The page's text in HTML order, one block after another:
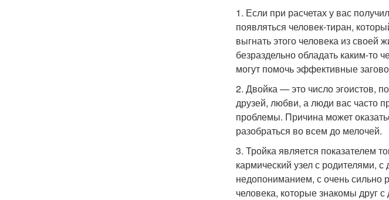
1. Если при расчетах у вас
появляться человек-тиран,
выгнать этого человека из своей
безраздельно обладать каким-то
могут помочь эффективные
2. Двойка — это число эгоистов,
друзей, любви, а люди вас часто
проблемы. Причина может
разобраться во всем до мелочей.
3. Тройка является показателем
кармический узел с родителями,
недопониманием, с очень сильно
человека, которые знакомы друг